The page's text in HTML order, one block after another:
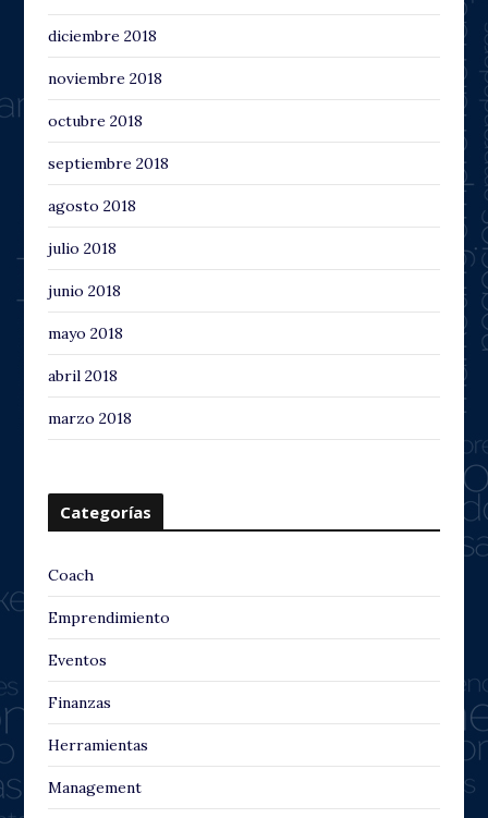
diciembre 2018
noviembre 2018
octubre 2018
septiembre 2018
agosto 2018
julio 2018
junio 2018
mayo 2018
abril 2018
marzo 2018
Categorías
Coach
Emprendimiento
Eventos
Finanzas
Herramientas
Management